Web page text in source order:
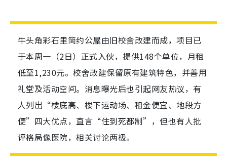
牛头角彩石里简约公屋由旧校舍改建而成，项目已
于本周一（2日）正式入伙，提供148个单位，月租
低至1,230元。校舍改建保留原有建筑特色，并善用
礼堂及活动空间。消息曝光后也引起网友热议，有
人列出“楼底高、楼下运动场、租金便宜、地段方
便”四大优点，直言“住到死都制”，但也有人批
评格局像医院，相关讨论两极。